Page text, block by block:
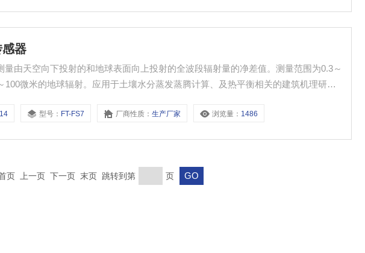
感器
量由天空向下投射的和地球表面向上投射的全波段辐射量的净差值。测量范围为0.3～
100微米的地球辐射。应用于土壤水分蒸发蒸腾计算、及热平衡相关的建筑机理研
型号： FT-FS7 厂商性质：生产厂家 浏览量： 1486
页 上一页 下一页 末页 跳转到第 页